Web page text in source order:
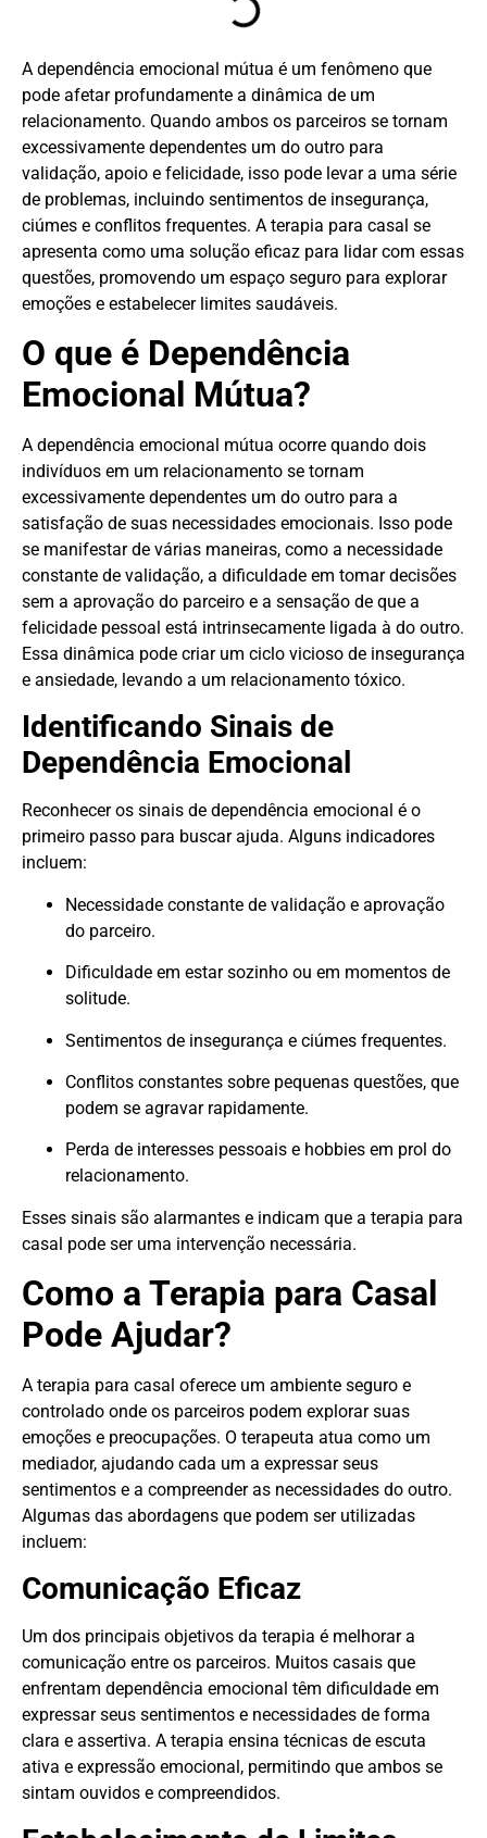
A dependência emocional mútua é um fenômeno que
pode afetar profundamente a dinâmica de um
relacionamento. Quando ambos os parceiros se tornam
excessivamente dependentes um do outro para
validação, apoio e felicidade, isso pode levar a uma série
de problemas, incluindo sentimentos de insegurança,
ciúmes e conflitos frequentes. A terapia para casal se
apresenta como uma solução eficaz para lidar com essas
questões, promovendo um espaço seguro para explorar
emoções e estabelecer limites saudáveis.
O que é Dependência
Emocional Mútua?
A dependência emocional mútua ocorre quando dois
indivíduos em um relacionamento se tornam
excessivamente dependentes um do outro para a
satisfação de suas necessidades emocionais. Isso pode
se manifestar de várias maneiras, como a necessidade
constante de validação, a dificuldade em tomar decisões
sem a aprovação do parceiro e a sensação de que a
felicidade pessoal está intrinsecamente ligada à do outro.
Essa dinâmica pode criar um ciclo vicioso de insegurança
e ansiedade, levando a um relacionamento tóxico.
Identificando Sinais de
Dependência Emocional
Reconhecer os sinais de dependência emocional é o
primeiro passo para buscar ajuda. Alguns indicadores
incluem:
Necessidade constante de validação e aprovação
do parceiro.
Dificuldade em estar sozinho ou em momentos de
solitude.
Sentimentos de insegurança e ciúmes frequentes.
Conflitos constantes sobre pequenas questões, que
podem se agravar rapidamente.
Perda de interesses pessoais e hobbies em prol do
relacionamento.
Esses sinais são alarmantes e indicam que a terapia para
casal pode ser uma intervenção necessária.
Como a Terapia para Casal
Pode Ajudar?
A terapia para casal oferece um ambiente seguro e
controlado onde os parceiros podem explorar suas
emoções e preocupações. O terapeuta atua como um
mediador, ajudando cada um a expressar seus
sentimentos e a compreender as necessidades do outro.
Algumas das abordagens que podem ser utilizadas
incluem:
Comunicação Eficaz
Um dos principais objetivos da terapia é melhorar a
comunicação entre os parceiros. Muitos casais que
enfrentam dependência emocional têm dificuldade em
expressar seus sentimentos e necessidades de forma
clara e assertiva. A terapia ensina técnicas de escuta
ativa e expressão emocional, permitindo que ambos se
sintam ouvidos e compreendidos.